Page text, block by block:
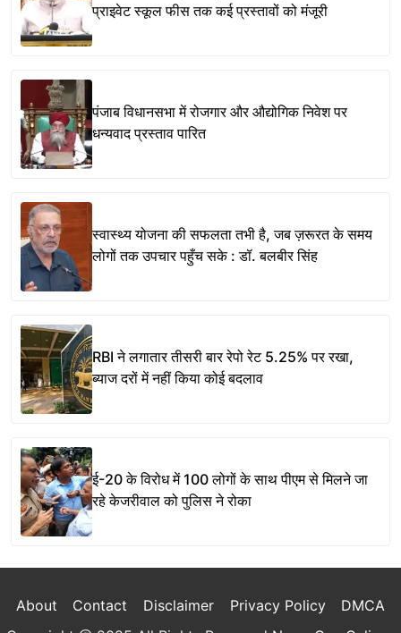
प्राइवेट स्कूल फीस तक कई प्रस्तावों को मंजूरी
पंजाब विधानसभा में रोजगार और औद्योगिक निवेश पर
धन्यवाद प्रस्ताव पारित
स्वास्थ्य योजना की सफलता तभी है, जब ज़रूरत के समय
लोगों तक उपचार पहुँच सके : डॉ. बलबीर सिंह
RBI ने लगातार तीसरी बार रेपो रेट 5.25% पर रखा,
ब्याज दरों में नहीं किया कोई बदलाव
ई-20 के विरोध में 100 लोगों के साथ पीएम से मिलने जा
रहे केजरीवाल को पुलिस ने रोका
About Contact Disclaimer Privacy Policy
DMCA